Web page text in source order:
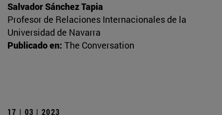
Salvador Sánchez Tapia
Profesor de Relaciones Internacionales de la
Universidad de Navarra
Publicado en: The Conversation
17 | 03 | 2023